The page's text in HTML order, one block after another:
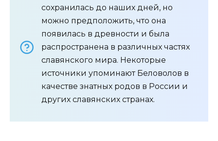
сохранилась до наших дней, но
можно предположить, что она
появилась в древности и была
распространена в различных частях
славянского мира. Некоторые
источники упоминают Беловолов в
качестве знатных родов в России и
других славянских странах.